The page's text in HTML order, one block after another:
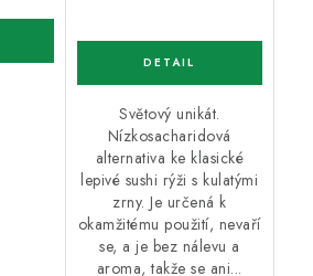
Světový unikát.
Nízkosacharidová
alternativa ke klasické
lepivé sushi rýži s kulatými
zrny. Je určená k
okamžitému použití, nevaří
se, a je bez nálevu a
aroma, takže se ani...